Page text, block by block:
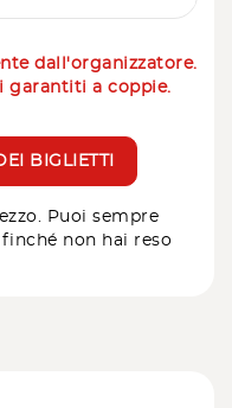
dall'organizzatore.
garantiti a coppie.
BIGLIETTI
Puoi sempre
non hai reso